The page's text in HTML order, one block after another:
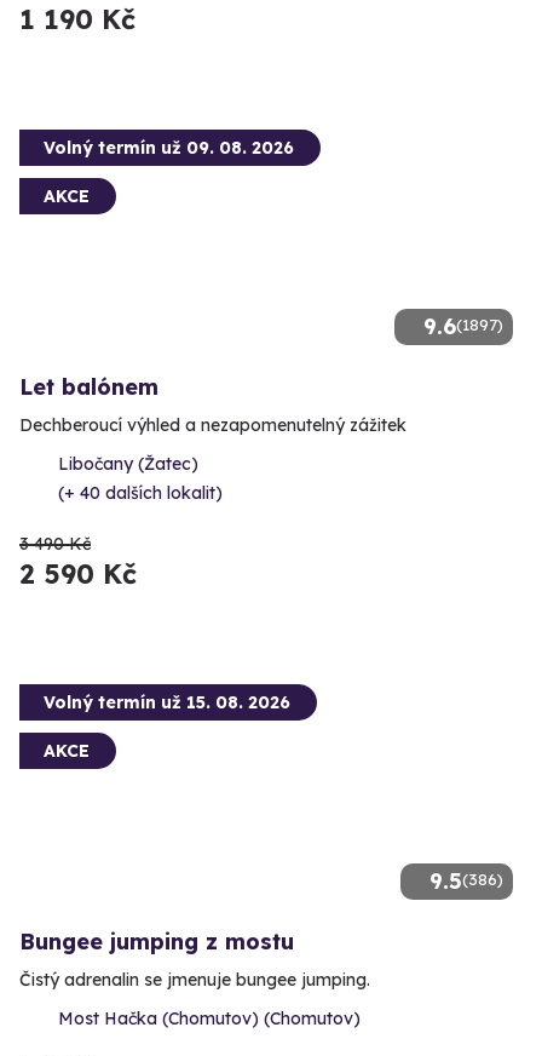
1 190 Kč
9.6(1897)
Volný termín už 09. 08. 2026
AKCE
Let balónem
Dechberoucí výhled a nezapomenutelný zážitek
Libočany (Žatec)
(+ 40 dalších lokalit)
3 490 Kč
2 590 Kč
9.5(386)
Volný termín už 15. 08. 2026
AKCE
Bungee jumping z mostu
Čistý adrenalin se jmenuje bungee jumping.
Most Hačka (Chomutov) (Chomutov)